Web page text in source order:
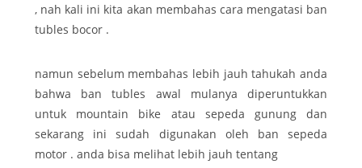
, nah kali ini kita akan membahas cara mengatasi ban
tubles bocor .
namun sebelum membahas lebih jauh tahukah anda
bahwa ban tubles awal mulanya diperuntukkan
untuk mountain bike atau sepeda gunung dan
sekarang ini sudah digunakan oleh ban sepeda
motor . anda bisa melihat lebih jauh tentang